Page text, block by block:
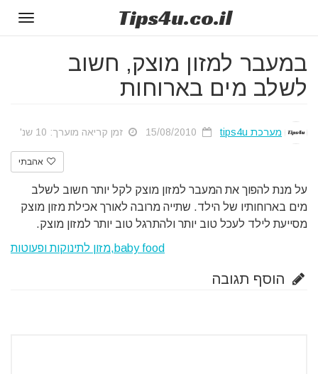
Tips4u.co.il
במעבר למזון מוצק, חשוב
לשלב מים בארוחות
מערכת tips4u זמן קריאה מוערך: 10 שנ'
אהבתי
על מנת להפוך את המעבר למזון מוצק לקל יותר חשוב לשלב
מים בארוחותיו של הילד. שתייה מרובה לאורך אכילת מזון מוצק
מסייעת לילד לעכל טוב יותר ולהתרגל טוב יותר למזון מוצק.
baby food,מזון לתינוקות ופעוטות
הוסף תגובה